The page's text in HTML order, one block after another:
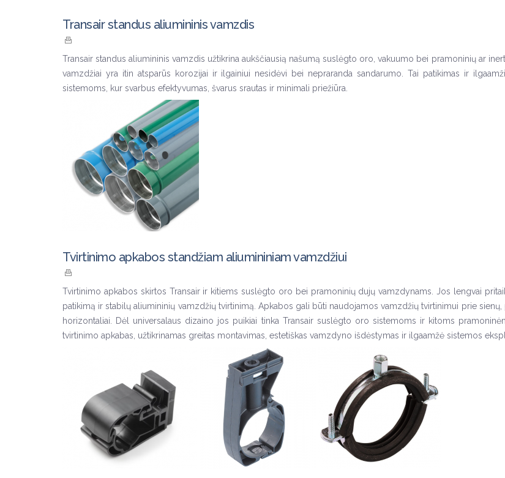
Transair standus aliumininis vamzdis
Transair standus aliumininis vamzdis užtikrina aukščiausią našumą suslėgto oro, vakuumo bei pramoninių ar
vamzdžiai yra itin atsparūs korozijai ir ilgainiui nesidėvi bei nepraranda sandarumo. Tai patikimas ir
sistemoms, kur svarbus efektyvumas, švarus srautas ir minimali priežiūra.
Tvirtinimo apkabos standžiam aliumininiam vamzdžiui
Tvirtinimo apkabos skirtos Transair ir kitiems suslėgto oro bei pramoninių dujų vamzdynams. Jos lengvai
patikimą ir stabilų aliumininių vamzdžių tvirtinimą. Apkabos gali būti naudojamos vamzdžių tvirtinimui prie
horizontaliai. Dėl universalaus dizaino jos puikiai tinka Transair suslėgto oro sistemoms ir kitoms
tvirtinimo apkabas, užtikrinamas greitas montavimas, estetiškas vamzdyno išdėstymas ir ilgaamžė sistemos